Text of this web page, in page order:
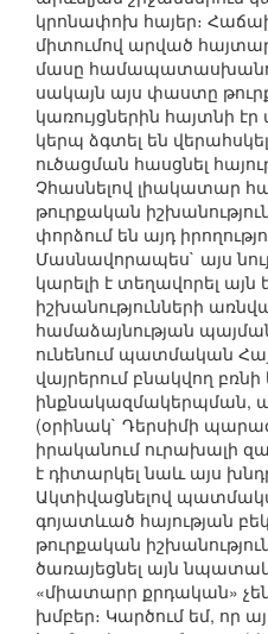
կրոնափոխ հայեր։
միտումով արված
մասը
սակայն այս փաստը
կառույցներին հայտնի
կերպ ձգտել են
ուծացման հասցնել
Չհասնելով լիակատար
թուրքական
փորձում են այդ
Մասնավորապես` այս
կարելի է տեղավորել այն
իշխանությունների
համաձայնության
ունենում պատմական
վայրերում բնակվող
ինքնակազմակերպման,
(օրինակ` Դերսիմի
իրականում ուրախալի
է դիտարկել նաև այս
Ակտիվացնելով
գոյատևած հայության
թուրքական
ծառայեցնել այն
«միատարր քրդական»
խմբեր։ Կարծում եմ, որ